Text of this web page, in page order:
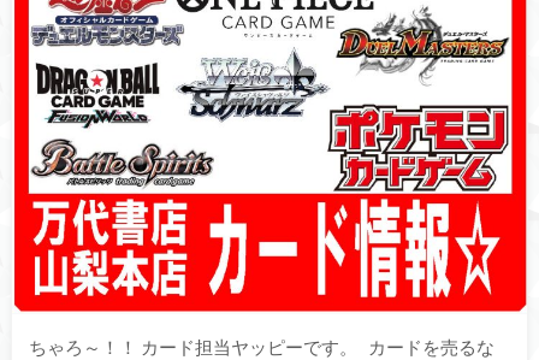
ちゃろ～！！ カード担当ヤッピーです。 カードを売るな